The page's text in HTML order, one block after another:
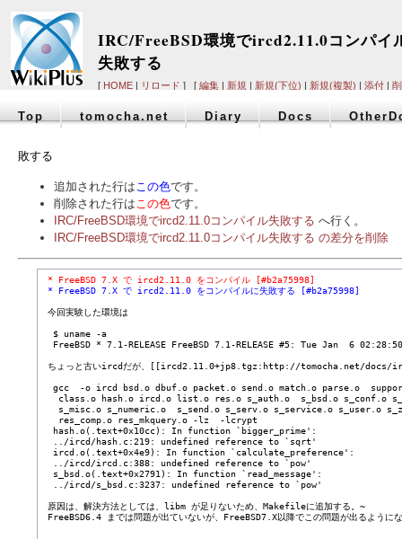
IRC/FreeBSD環境でircd2.11.0コンパイ
失敗する
[ HOME | リロード ] [ 編集 | 新規 | 新規(下位) | 新規(複製) | 添付 |
Top tomocha.net Diary Docs
敗する
追加された行は この色です。
削除された行は この色です。
IRC/FreeBSD環境でircd2.11.0コンパイル失敗する へ行く。
IRC/FreeBSD環境でircd2.11.0コンパイル失敗する の差分を削除
* FreeBSD 7.X で ircd2.11.0 をコンパイル [#b2a75998]
* FreeBSD 7.X で ircd2.11.0 をコンパイルに失敗する [#b2a75998]
今回実験した環境は
  $ uname -a
FreeBSD * 7.1-RELEASE FreeBSD 7.1-RELEASE #5: Tue Jan  6
ちょっと古いircdだが、[[ircd2.11.0+jp8.tgz:http://tomocha.net/docs/irc/
gcc  -o ircd bsd.o dbuf.o packet.o send.o match.o parse.o
class.o hash.o ircd.o list.o res.o s_auth.o  s_bsd.o s_conf.o
s_misc.o s_numeric.o  s_send.o s_serv.o s_service.o s_user.o
   res_comp.o res_mkquery.o -lz  -lcrypt
  hash.o(.text+0x10cc): In function `bigger_prime':
  ../ircd/hash.c:219: undefined reference to `sqrt'
  ircd.o(.text+0x4e9): In function `calculate_preference':
  ../ircd/ircd.c:388: undefined reference to `pow'
  s_bsd.o(.text+0x2791): In function `read_message':
  ../ircd/s_bsd.c:3237: undefined reference to `pow'
原因は、解決方法としては、libm が足りないため、Makefileに追加する。~
FreeBSD6.4 までは問題が出ていないが、FreeBSD7.X以降でこの問題が出るように